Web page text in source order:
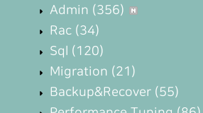
Admin (356)
Rac (34)
Sql (120)
Migration (21)
Backup&Recover (55)